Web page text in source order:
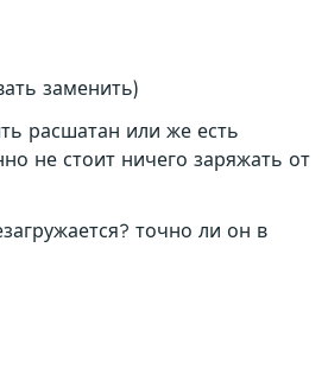
заменить)
расшатан или же есть
не стоит ничего заряжать от
точно ли он в